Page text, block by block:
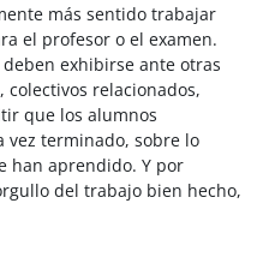
más sentido trabajar
el profesor o el examen.
exhibirse ante otras
colectivos relacionados,
que los alumnos
vez terminado, sobre lo
han aprendido. Y por
del trabajo bien hecho,